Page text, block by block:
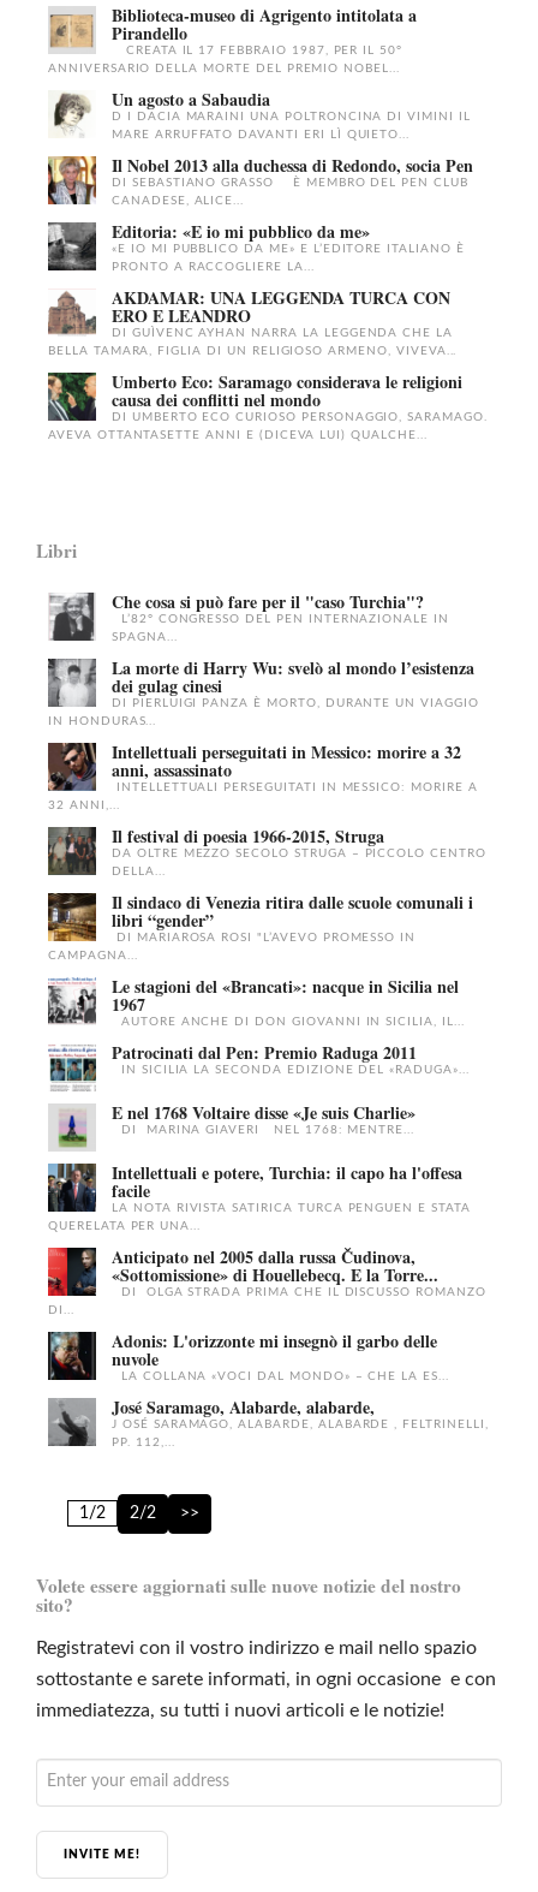
Biblioteca-museo di Agrigento intitolata a
Pirandello
CREATA IL 17 FEBBRAIO 1987, PER IL 50°
ANNIVERSARIO DELLA MORTE DEL PREMIO NOBEL...
Un agosto a Sabaudia
D I DACIA MARAINI UNA POLTRONCINA DI VIMINI IL
MARE ARRUFFATO DAVANTI ERI LÌ QUIETO...
Il Nobel 2013 alla duchessa di Redondo, socia Pen
DI SEBASTIANO GRASSO È MEMBRO DEL PEN CLUB
CANADESE, ALICE...
Editoria: «E io mi pubblico da me»
«E IO MI PUBBLICO DA ME» E L’EDITORE ITALIANO È
PRONTO A RACCOGLIERE LA...
AKDAMAR: UNA LEGGENDA TURCA CON
ERO E LEANDRO
DI GUÌVENC AYHAN NARRA LA LEGGENDA CHE LA
BELLA TAMARA, FIGLIA DI UN RELIGIOSO ARMENO, VIVEVA...
Umberto Eco: Saramago considerava le religioni
causa dei conflitti nel mondo
DI UMBERTO ECO CURIOSO PERSONAGGIO, SARAMAGO.
AVEVA OTTANTASETTE ANNI E (DICEVA LUI) QUALCHE...
Libri
Che cosa si può fare per il "caso Turchia"?
L’82° CONGRESSO DEL PEN INTERNAZIONALE IN
SPAGNA...
La morte di Harry Wu: svelò al mondo l’esistenza
dei gulag cinesi
DI PIERLUIGI PANZA È MORTO, DURANTE UN VIAGGIO
IN HONDURAS...
Intellettuali perseguitati in Messico: morire a 32
anni, assassinato
INTELLETTUALI PERSEGUITATI IN MESSICO: MORIRE A
32 ANNI,...
Il festival di poesia 1966-2015, Struga
DA OLTRE MEZZO SECOLO STRUGA – PICCOLO CENTRO
DELLA...
Il sindaco di Venezia ritira dalle scuole comunali i
libri “gender”
DI MARIAROSA ROSI "L’AVEVO PROMESSO IN
CAMPAGNA...
Le stagioni del «Brancati»: nacque in Sicilia nel
1967
AUTORE ANCHE DI DON GIOVANNI IN SICILIA, IL...
Patrocinati dal Pen: Premio Raduga 2011
IN SICILIA LA SECONDA EDIZIONE DEL «RADUGA»...
E nel 1768 Voltaire disse «Je suis Charlie»
DI MARINA GIAVERI NEL 1768: MENTRE...
Intellettuali e potere, Turchia: il capo ha l'offesa
facile
LA NOTA RIVISTA SATIRICA TURCA PENGUEN E STATA
QUERELATA PER UNA...
Anticipato nel 2005 dalla russa Čudinova,
«Sottomissione» di Houellebecq. E la Torre...
DI OLGA STRADA PRIMA CHE IL DISCUSSO ROMANZO
DI...
Adonis: L'orizzonte mi insegnò il garbo delle
nuvole
LA COLLANA «VOCI DAL MONDO» – CHE LA ES...
José Saramago, Alabarde, alabarde,
J OSÉ SARAMAGO, ALABARDE, ALABARDE , FELTRINELLI,
PP. 112,...
1/2 2/2 >>
Volete essere aggiornati sulle nuove notizie del nostro
sito?
Registratevi con il vostro indirizzo e mail nello spazio
sottostante e sarete informati, in ogni occasione e con
immediatezza, su tutti i nuovi articoli e le notizie!
INVITE ME!